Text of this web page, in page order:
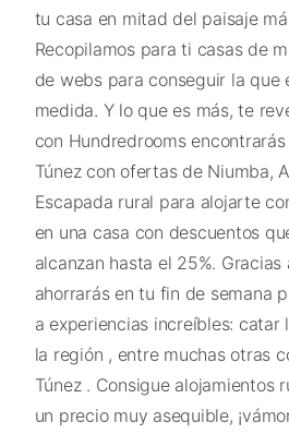
tu casa en mitad del paisaje
Recopilamos para ti casas de
de webs para conseguir la que
medida. Y lo que es más, te
con Hundredrooms
Túnez con ofertas de Niumba,
Escapada rural para alojarte
en una casa con descuentos
alcanzan hasta el 25%.
ahorrarás en tu fin de semana
a experiencias increíbles: catar
la región , entre muchas otras
Túnez . Consigue alojamientos
un precio muy asequible,